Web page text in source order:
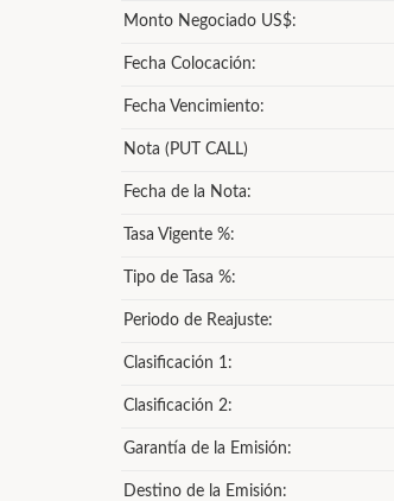
Monto Negociado US$:
Fecha Colocación:
Fecha Vencimiento:
Nota (PUT CALL)
Fecha de la Nota:
Tasa Vigente %:
Tipo de Tasa %:
Periodo de Reajuste:
Clasificación 1:
Clasificación 2:
Garantía de la Emisión:
Destino de la Emisión: